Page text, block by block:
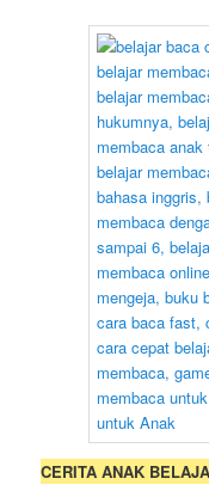
CERITA ANAK